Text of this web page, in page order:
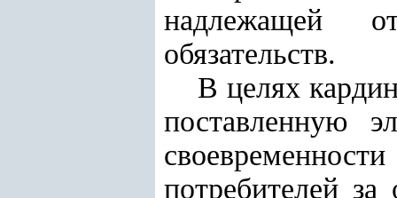
надлежащей
обязательств.
В целях
поставленную
потребителей